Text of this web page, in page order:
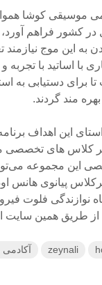
موسیقی کوشا
در کشور فراهم
به این موج
با اساتید با
برای دستیابی به
بهره مند گردند.
این اهداف
کلاس های تخصصی
این مجموعه می‌توان
پیانوی هانس
نوازندگی فلوت
از طریق همین سایت
zeynali